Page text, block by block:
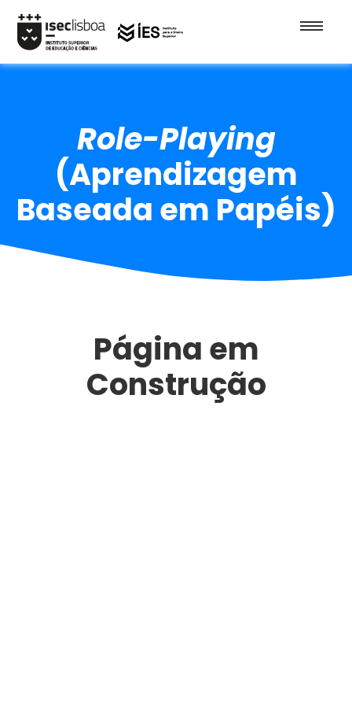
Role-Playing
(Aprendizagem
Baseada em Papéis)
Página em
Construção